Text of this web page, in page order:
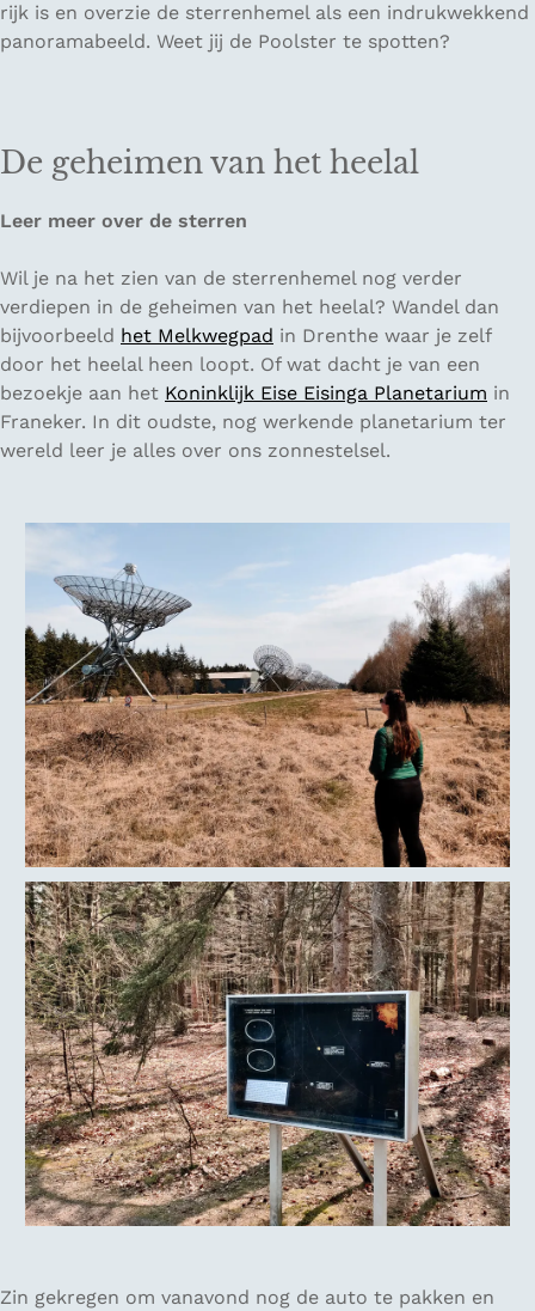
rijk is en overzie de sterrenhemel als een indrukwekkend
panoramabeeld. Weet jij de Poolster te spotten?
De geheimen van het heelal
Leer meer over de sterren
Wil je na het zien van de sterrenhemel nog verder
verdiepen in de geheimen van het heelal? Wandel dan
bijvoorbeeld het Melkwegpad in Drenthe waar je zelf
door het heelal heen loopt. Of wat dacht je van een
bezoekje aan het Koninklijk Eise Eisinga Planetarium in
Franeker. In dit oudste, nog werkende planetarium ter
wereld leer je alles over ons zonnestelsel.
Zin gekregen om vanavond nog de auto te pakken en